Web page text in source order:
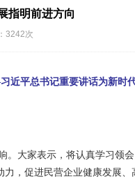
指明前进方向
3242次
近平总书记重要讲话为新时
。大家表示，将认真学习领
，促进民营企业健康发展、